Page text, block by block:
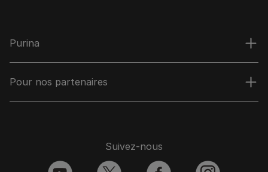
Purina
Pour nos partenaires
Suivez-nous